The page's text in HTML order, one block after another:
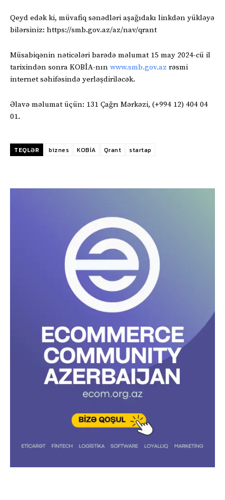
Qeyd edək ki, müvafiq sənədləri aşağıdakı linkdən yükləyə
bilərsiniz: https://smb.gov.az/az/nav/qrant
Müsabiqənin nəticələri barədə məlumat 15 may 2024-cü il
tarixindən sonra KOBİA-nın www.smb.gov.az rəsmi
internet səhifəsində yerləşdiriləcək.
Əlavə məlumat üçün: 131 Çağrı Mərkəzi, (+994 12) 404 04
01.
TEQLƏR biznes KOBİA Qrant startap